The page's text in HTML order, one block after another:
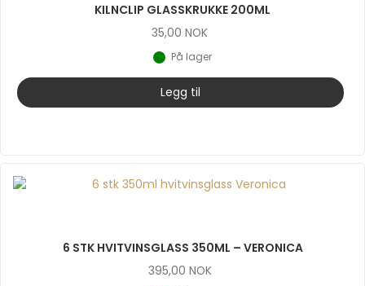
KILNCLIP GLASSKRUKKE 200ML
35,00 NOK
På lager
Legg til
6 STK HVITVINSGLASS 350ML – VERONICA
395,00 NOK